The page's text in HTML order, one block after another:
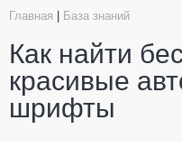
Главная База знаний
Как найти
красивые
шрифты